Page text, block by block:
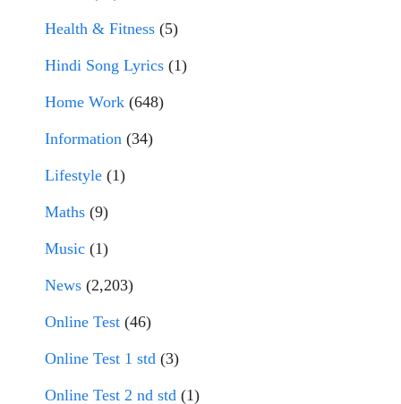
Health & Fitness (5)
Hindi Song Lyrics (1)
Home Work (648)
Information (34)
Lifestyle (1)
Maths (9)
Music (1)
News (2,203)
Online Test (46)
Online Test 1 std (3)
Online Test 2 nd std (1)